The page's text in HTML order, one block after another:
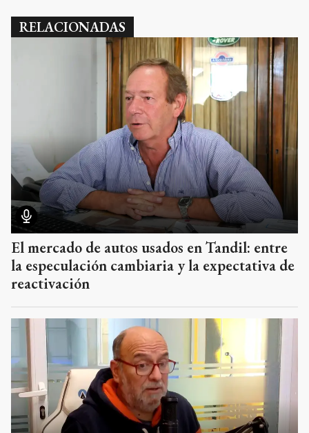
RELACIONADAS
El mercado de autos usados en Tandil: entre
la especulación cambiaria y la expectativa de
reactivación